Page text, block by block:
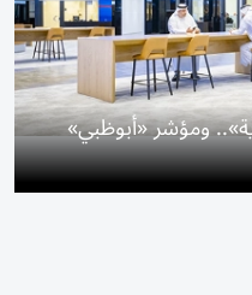
ومؤشر «أبوظبي»